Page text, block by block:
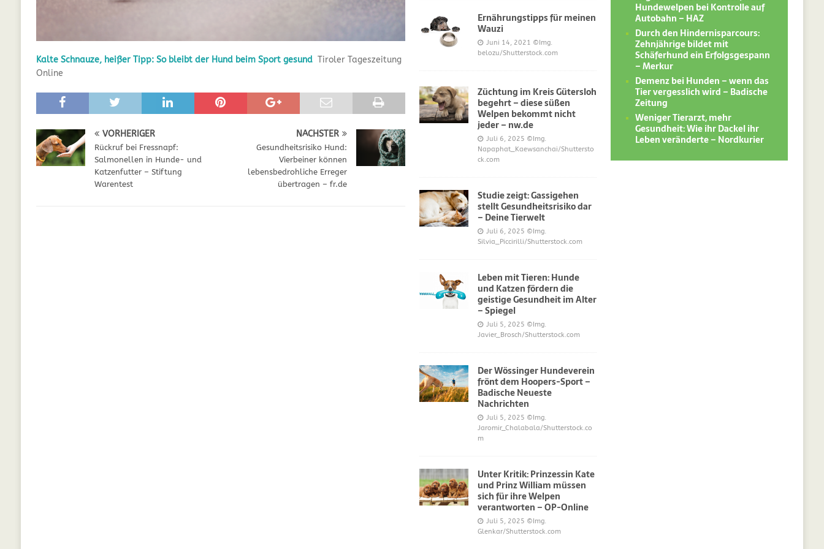
[ Juli 5, 2025 ] Der Wössinger Hundeverein frönt dem Hoopers-Sport – Badische Neueste Nachrichten SPORT
[ Juli 5, 2025 ] Unter Kritik: Prinzessin Kate und Prinz William müssen sich für ihre Welpen verantworten – OP-
[ September 29, 2021 ] Kalzium für Hunde – Knochen oder Eierschalen? DIES UND DAS
Kalte Schnauze, heißer Tipp: So bleibt der Hund beim Sport gesund Tiroler Tageszeitung
Online
VORHERIGER
Rückruf bei Fressnapf:
Salmonellen in Hunde- und
Katzenfutter – Stiftung
Warentest
NÄCHSTER
Gesundheitsrisiko Hund:
Vierbeiner können
lebensbedrohliche Erreger
übertragen – fr.de
Ernährungstipps für meinen
Wauzi
Juni 14, 2021 ©Img.
belozu/Shutterstock.com
Züchtung im Kreis Gütersloh
begehrt – diese süßen
Welpen bekommt nicht
jeder – nw.de
Juli 6, 2025 ©Img.
Napaphat_Kaewsanchai/Shuttersto
ck.com
Studie zeigt: Gassigehen
stellt Gesundheitsrisiko dar
– Deine Tierwelt
Juli 6, 2025 ©Img.
Silvia_Piccirilli/Shutterstock.com
Leben mit Tieren: Hunde
und Katzen fördern die
geistige Gesundheit im Alter
– Spiegel
Juli 5, 2025 ©Img.
Javier_Brosch/Shutterstock.com
Der Wössinger Hundeverein
frönt dem Hoopers-Sport –
Badische Neueste
Nachrichten
Juli 5, 2025 ©Img.
Jaromir_Chalabala/Shutterstock.co
m
Unter Kritik: Prinzessin Kate
und Prinz William müssen
sich für ihre Welpen
verantworten – OP-Online
Juli 5, 2025 ©Img.
Glenkar/Shutterstock.com
Hundewelpen bei Kontrolle auf
Autobahn – HAZ
Durch den Hindernisparcours:
Zehnjährige bildet mit
Schäferhund ein Erfolgsgespann
– Merkur
Demenz bei Hunden – wenn das
Tier vergesslich wird – Badische
Zeitung
Weniger Tierarzt, mehr
Gesundheit: Wie ihr Dackel ihr
Leben veränderte – Nordkurier